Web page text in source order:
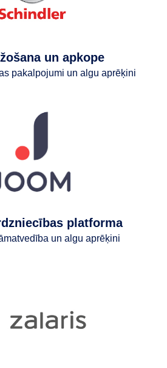
un apkope
pakalpojumi un algu aprēķini
platforma
un algu aprēķini